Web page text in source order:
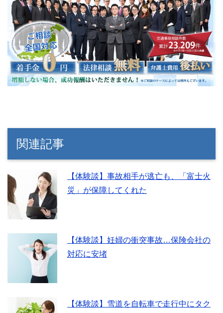
関連記事
【体験談】事故相手が逃亡も、「富士火
災」が保障してくれた
【体験談】妊婦の衝突事故…保険会社の
対応に安堵
【体験談】雪道を自転車で走行中にタク